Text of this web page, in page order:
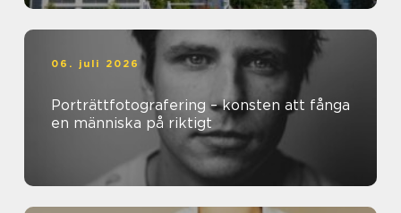
06. juli 2026
Porträttfotografering – konsten att fånga
en människa på riktigt